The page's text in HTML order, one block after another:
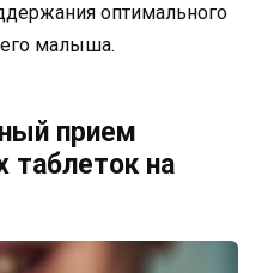
оптимального
малыша.
прием
таблеток на